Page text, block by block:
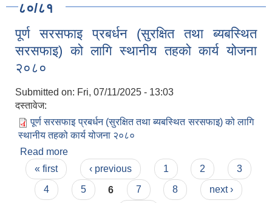
८०/८१
पूर्ण सरसफाइ प्रबर्धन (सुरक्षित तथा ब्यबस्थित
सरसफाइ) को लागि स्थानीय तहको कार्य योजना
२०८०
Submitted on: Fri, 07/11/2025 - 13:03
दस्तावेज:
पूर्ण सरसफाइ प्रबर्धन (सुरक्षित तथा ब्यबस्थित सरसफाइ) को लागि
स्थानीय तहको कार्य योजना २०८०
Read more
सरसफाइ) को लागि स्थानीय तहको कार्य योजना २०८०
Pages
« first ‹ previous 1 2
3
4
5 6 7 8
next ›